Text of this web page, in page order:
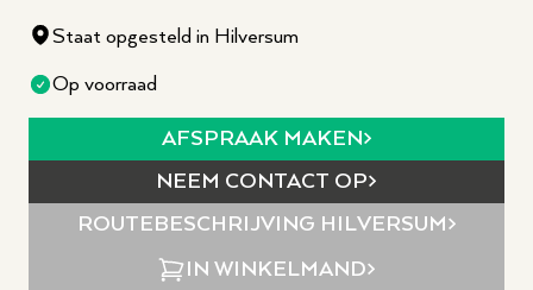
Staat opgesteld in Hilversum
Op voorraad
AFSPRAAK MAKEN
NEEM CONTACT OP
ROUTEBESCHRIJVING HILVERSUM
IN WINKELMAND